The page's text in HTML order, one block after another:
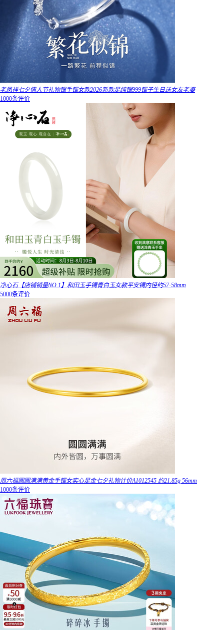
老凤祥七夕情人节礼物银手镯女款2026新款足纯银999镯子生日送女友老婆
1000条评价
净心石【店铺销量NO.1】和田玉手镯青白玉女款平安镯内径约57-58mm
5000条评价
周六福圆圆满满黄金手镯女实心足金七夕礼物计价A1012545 约21.85g 56mm
1000条评价